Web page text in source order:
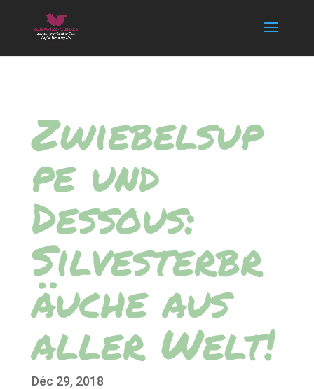
Zwiebelsup
pe und
Dessous:
Silvesterbr
äuche aus
aller Welt!
Déc 29, 2018